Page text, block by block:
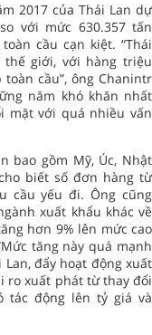
2017 của Thái Lan dự
với mức 630.357 tấn
cầu cạn kiệt. “Thái
giới, với hàng triệu
cầu”, ông Chanintr
năm khó khăn nhất
mặt với quá nhiều vấn
bao gồm Mỹ, Úc, Nhật
biết số đơn hàng từ
cầu yếu đi. Ông cũng
xuất khẩu khác về
hơn 9% lên mức cao
tăng này quá mạnh
đẩy hoạt động xuất
ro xuất phát từ thay đổi
tác động lên tỷ giá và